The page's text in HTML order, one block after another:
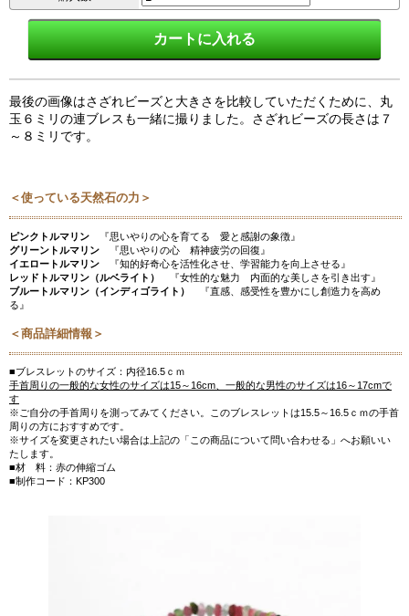
最後の画像はさざれビーズと大きさを比較していただくために、丸
玉６ミリの連ブレスも一緒に撮りました。さざれビーズの長さは７
～８ミリです。
＜使っている天然石の力＞
ピンクトルマリン 『思いやりの心を育てる 愛と感謝の象徴』
グリーントルマリン 『思いやりの心 精神疲労の回復』
イエロートルマリン 『知的好奇心を活性化させ、学習能力を向上させる』
レッドトルマリン（ルベライト）
『女性的な魅力 内面的な美しさを引き出す』
ブルートルマリン（インディゴライト）
『直感、感受性を豊かにし創造力を高め
る』
＜商品詳細情報＞
■ブレスレットのサイズ：内径16.5ｃｍ
手首周りの一般的な女性のサイズは15～16cm、一般的な男性のサイズは16～17cmで
す
※ご自分の手首周りを測ってみてください。このブレスレットは15.5～16.5ｃｍの手首
周りの方におすすめです。
※サイズを変更されたい場合は上記の「この商品について問い合わせる」へお願いい
たします。
■材 料：赤の伸縮ゴム
■制作コード：KP300